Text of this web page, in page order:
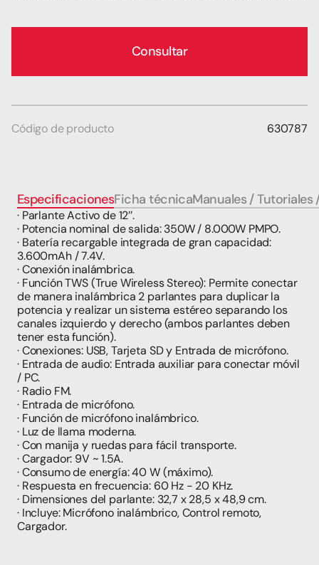
Consultar
Código de producto 630787
EspecificacionesFicha técnicaManuales / Tutoriales
· Parlante Activo de 12’’.
· Potencia nominal de salida: 350W / 8.000W PMPO.
· Batería recargable integrada de gran capacidad:
3.600mAh / 7.4V.
· Conexión inalámbrica.
· Función TWS (True Wireless Stereo): Permite conectar
de manera inalámbrica 2 parlantes para duplicar la
potencia y realizar un sistema estéreo separando los
canales izquierdo y derecho (ambos parlantes deben
tener esta función).
· Conexiones: USB, Tarjeta SD y Entrada de micrófono.
· Entrada de audio: Entrada auxiliar para conectar móvil
/ PC.
· Radio FM.
· Entrada de micrófono.
· Función de micrófono inalámbrico.
· Luz de llama moderna.
· Con manija y ruedas para fácil transporte.
· Cargador: 9V ~ 1.5A.
· Consumo de energía: 40 W (máximo).
· Respuesta en frecuencia: 60 Hz - 20 KHz.
· Dimensiones del parlante: 32,7 x 28,5 x 48,9 cm.
· Incluye: Micrófono inalámbrico, Control remoto,
Cargador.